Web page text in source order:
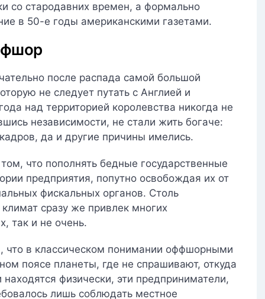
со стародавних времен, а формально
в 50-е годы американскими газетами.
после распада самой большой
не следует путать с Англией и
над территорией королевства никогда не
независимости, не стали жить богаче:
да и другие причины имелись.
что пополнять бедные государственные
предприятия, попутно освобождая их от
фискальных органов. Столь
сразу же привлек многих
так и не очень.
что в классическом понимании оффшорными
поясе планеты, где не спрашивают, откуда
физически, эти предприниматели,
лишь соблюдать местное